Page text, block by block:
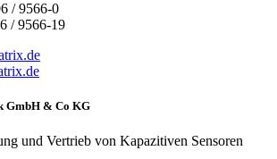
/ 9566-0
/ 9566-19
GmbH & Co KG
und Vertrieb von Kapazitiven Sensoren